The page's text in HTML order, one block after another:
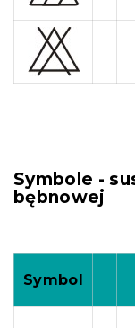
Symbole -
bębnowej
Symbol